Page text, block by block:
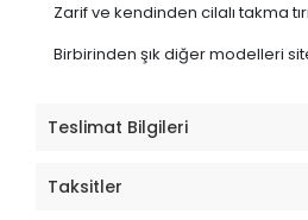
Zarif ve kendinden cilalı takma
Birbirinden şık diğer modelleri
Teslimat Bilgileri
Taksitler